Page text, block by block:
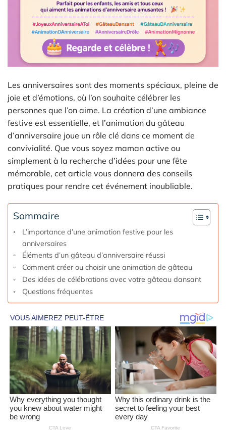
Les anniversaires sont des moments spéciaux, pleine de
joie et d’émotions, où l’on souhaite célébrer les
personnes que l’on aime. La création d’une ambiance
festive est essentielle, et l’animation du gâteau
d’anniversaire joue un rôle clé dans ce moment de
convivialité. Que vous soyez maman active ou
simplement à la recherche d’idées pour une fête
mémorable, cet article vous donnera des conseils
pratiques pour rendre cet événement inoubliable.
Sommaire
L’importance d’une animation festive pour les
anniversaires
Éléments d’un gâteau d’anniversaire réussi
Comment créer ou choisir une animation de gâteau
Des idées de célébrations avec votre gâteau dansant
Questions fréquentes